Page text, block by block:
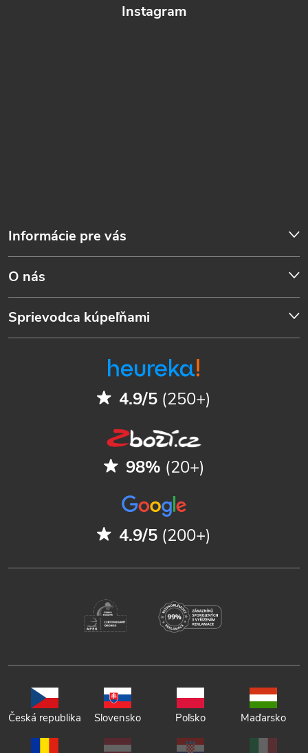
Instagram
Informácie pre vás
O nás
Sprievodca kúpeľňami
4.9/5 (250+)
98% (20+)
4.9/5 (200+)
Česká republika Slovensko Poľsko Maďarsko